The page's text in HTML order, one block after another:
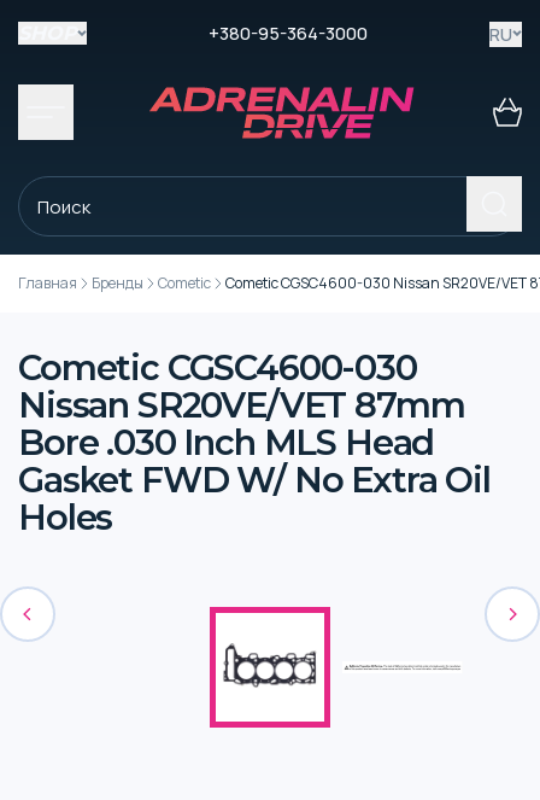
+380-95-364-3000 RU
Главная Бренды Cometic Cometic CGSC4600-030 Nissan SR20VE/VET
Cometic CGSC4600-030
Nissan SR20VE/VET 87mm
Bore .030 Inch MLS Head
Gasket FWD W/ No Extra Oil
Holes